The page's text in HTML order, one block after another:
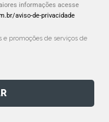
informações acesse
aviso-de-privacidade
promoções de serviços de